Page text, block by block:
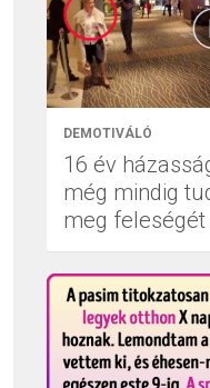
DEMOTIVÁLÓ
16 év
még mindig
meg feleségét